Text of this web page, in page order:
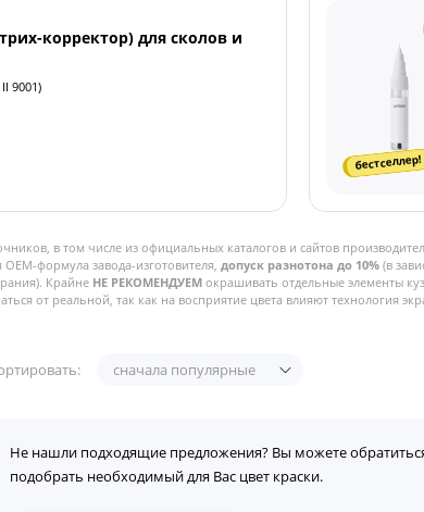
корректор) для сколов и
9001)
бестселлер!
в том числе из официальных каталогов и сайтов
формула завода-изготовителя, допуск разнотона до 10% (в
Крайне НЕ РЕКОМЕНДУЕМ окрашивать отдельные элементы
от реальной, так как на восприятие цвета влияют технология
сначала популярные
Не нашли подходящие предложения? Вы можете
подобрать необходимый для Вас цвет краски.